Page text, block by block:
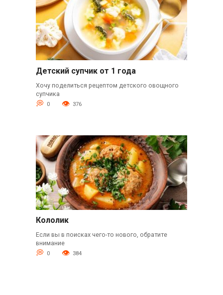
Детский супчик от 1 года
Хочу поделиться рецептом детского овощного
супчика
0 376
Кололик
Если вы в поисках чего-то нового, обратите
внимание
0 384